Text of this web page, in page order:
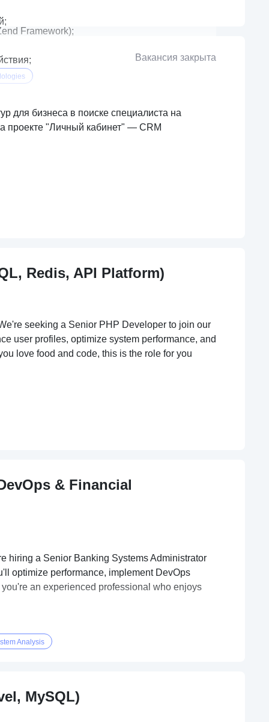
Framework);
Вакансия закрыта
для бизнеса в поиске специалиста на
проекте "Личный кабинет" — CRM
Redis, API Platform)
seeking a Senior PHP Developer to join our
user profiles, optimize system performance, and
love food and code, this is the role for you
& Financial
hiring a Senior Banking Systems Administrator
optimize performance, implement DevOps
an experienced professional who enjoys
Analysis
MySQL)